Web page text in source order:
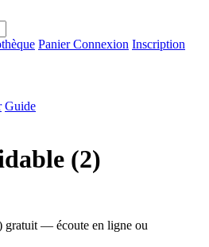
PanierConnexion Inscription
Guide
(2)
— écoute en ligne ou